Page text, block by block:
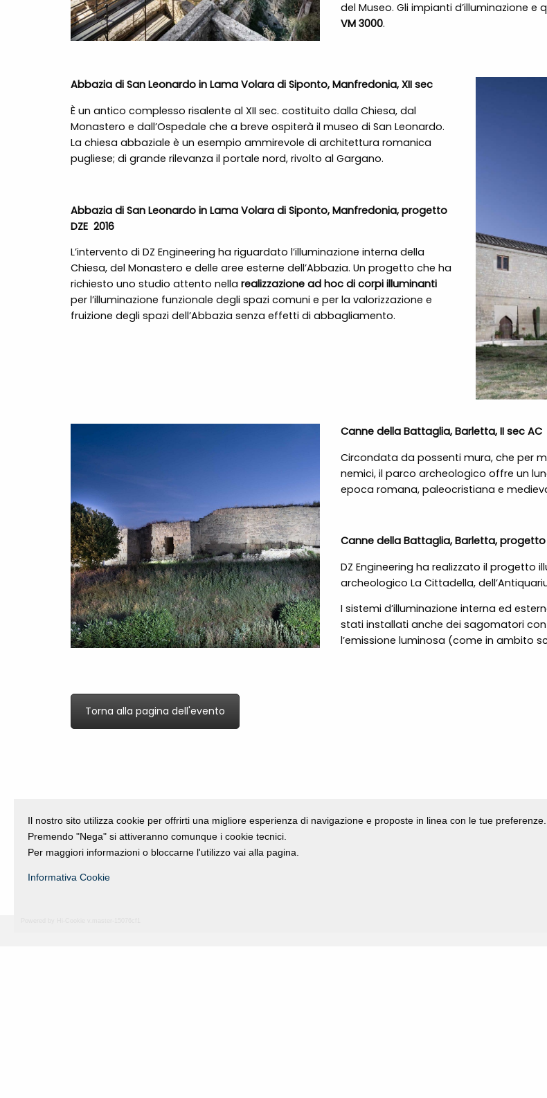
del Museo. Gli impianti d’illuminazione e
VM 3000.
Abbazia di San Leonardo in Lama Volara di Siponto, Manfredonia, XII sec
È un antico complesso risalente al XII sec. costituito dalla Chiesa, dal
Monastero e dall’Ospedale che a breve ospiterà il museo di San Leonardo.
La chiesa abbaziale è un esempio ammirevole di architettura romanica
pugliese; di grande rilevanza il portale nord, rivolto al Gargano.
Abbazia di San Leonardo in Lama Volara di Siponto, Manfredonia, progetto
DZE 2016
L’intervento di DZ Engineering ha riguardato l’illuminazione interna della
Chiesa, del Monastero e delle aree esterne dell’Abbazia. Un progetto che ha
richiesto uno studio attento nella realizzazione ad hoc di corpi illuminanti
per l’illuminazione funzionale degli spazi comuni e per la valorizzazione e
fruizione degli spazi dell’Abbazia senza effetti di abbagliamento.
Canne della Battaglia, Barletta, II sec AC
Circondata da possenti mura, che per
nemici, il parco archeologico offre un
epoca romana, paleocristiana e
Canne della Battaglia, Barletta, progetto
DZ Engineering ha realizzato il progetto
archeologico La Cittadella,
I sistemi d’illuminazione interna ed
stati installati anche dei sagomatori con
l’emissione luminosa (come in ambito
Torna alla pagina dell'evento
Il nostro sito utilizza cookie per offrirti una migliore esperienza di navigazione e proposte in linea con le tue preferenze.
Premendo "Nega" si attiveranno comunque i cookie tecnici.
Per maggiori informazioni o bloccarne l'utilizzo vai alla pagina.
Informativa Cookie